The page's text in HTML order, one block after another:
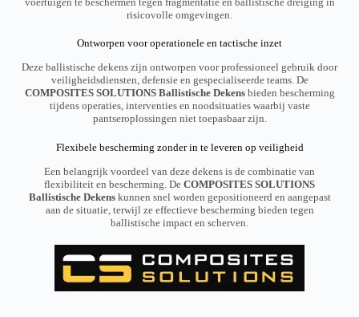
risicovolle omgevingen.
Ontworpen voor operationele en tactische inzet
Deze ballistische dekens zijn ontworpen voor professioneel gebruik door
veiligheidsdiensten, defensie en gespecialiseerde teams. De
COMPOSITES SOLUTIONS Ballistische Dekensbieden bescherming
tijdens operaties, interventies en noodsituaties waarbij vaste
pantseroplossingen niet toepasbaar zijn.
Flexibele bescherming zonder in te leveren op veiligheid
Een belangrijk voordeel van deze dekens is de combinatie van
flexibiliteit en bescherming. De COMPOSITES SOLUTIONS
Ballistische Dekenskunnen snel worden gepositioneerd en aangepast
aan de situatie, terwijl ze effectieve bescherming bieden tegen
ballistische impact en scherven.